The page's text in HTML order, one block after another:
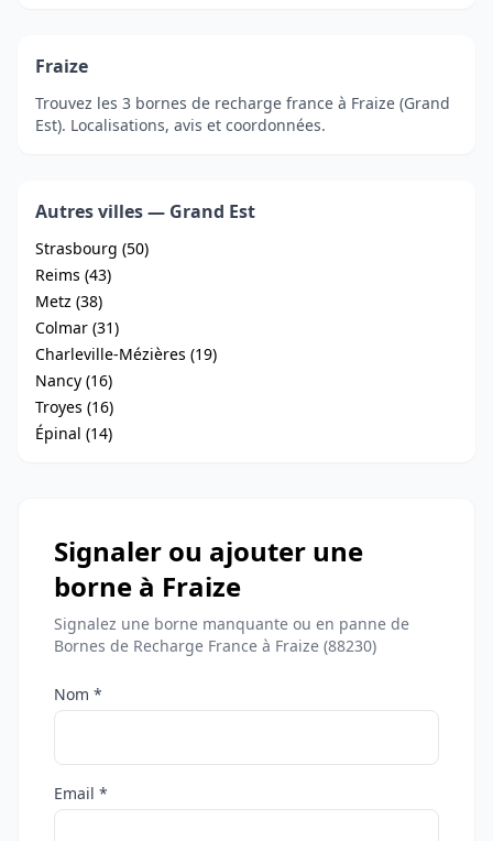
Fraize
Trouvez les 3 bornes de recharge france à Fraize (Grand
Est). Localisations, avis et coordonnées.
Autres villes — Grand Est
Strasbourg (50)
Reims (43)
Metz (38)
Colmar (31)
Charleville-Mézières (19)
Nancy (16)
Troyes (16)
Épinal (14)
Signaler ou ajouter une
borne à Fraize
Signalez une borne manquante ou en panne de
Bornes de Recharge France à Fraize (88230)
Nom *
Email *